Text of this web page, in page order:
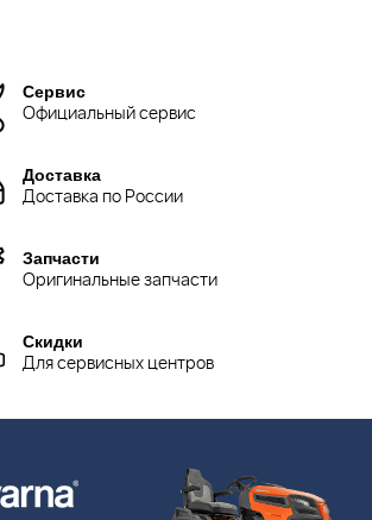
Сервис
Официальный сервис
Доставка
Доставка по России
Запчасти
Оригинальные запчасти
Скидки
Для сервисных центров